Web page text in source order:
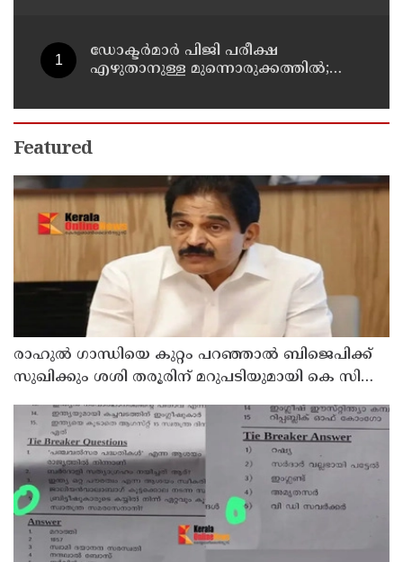
ഡോക്ടര്‍മാര്‍ പിജി പരീക്ഷ
എഴുതാനുള്ള മുന്നൊരുക്കത്തില്‍;
കുടുംബാരോഗ്യ കേന്ദ്രം അടച്ചുപൂട്ടി
Featured
രാഹുല്‍ ഗാന്ധിയെ കുറ്റം പറഞ്ഞാല്‍ ബിജെപിക്ക്
സുഖിക്കും ശശി തരൂരിന് മറുപടിയുമായി കെ സി
വേണുഗോപാല്‍